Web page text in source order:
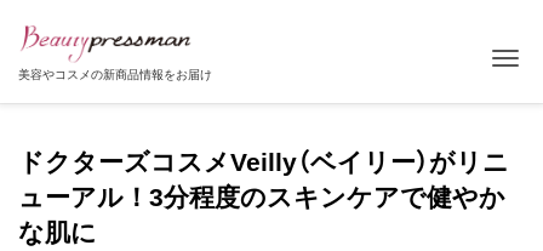
美容やコスメの新商品情報をお届け
ドクターズコスメVeilly（ベイリー）がリニ
ューアル！3分程度のスキンケアで健やか
な肌に